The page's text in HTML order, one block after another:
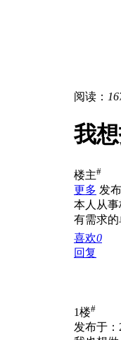
阅读：
我
楼主#
更多 发
本人从
有需求
喜欢0
回复
1楼#
发布于：